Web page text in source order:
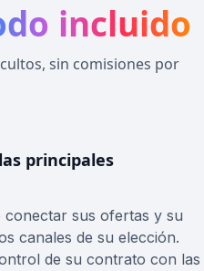
incluido
sin comisiones por
principales
conectar sus ofertas y su
canales de su elección.
de su contrato con las